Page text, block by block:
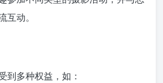
互动。
到多种权益，如：